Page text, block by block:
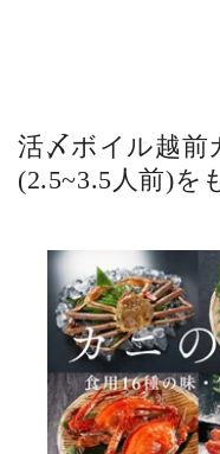
活〆ボイル越前
(2.5~3.5人前)を